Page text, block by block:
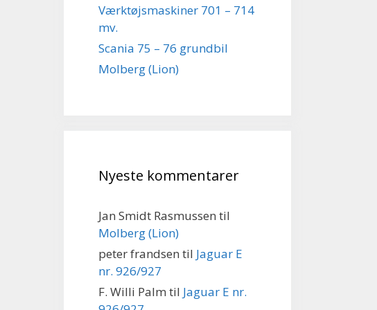
Værktøjsmaskiner 701 – 714
mv.
Scania 75 – 76 grundbil
Molberg (Lion)
Nyeste kommentarer
Jan Smidt Rasmussen til
Molberg (Lion)
peter frandsen til Jaguar E
nr. 926/927
F. Willi Palm til Jaguar E nr.